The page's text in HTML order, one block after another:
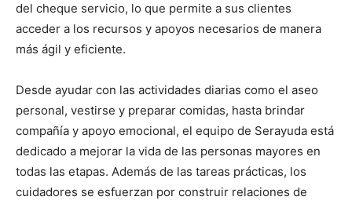
del cheque servicio, lo que permite a sus clientes
acceder a los recursos y apoyos necesarios de manera
más ágil y eficiente.
Desde ayudar con las actividades diarias como el aseo
personal, vestirse y preparar comidas, hasta brindar
compañía y apoyo emocional, el equipo de Serayuda está
dedicado a mejorar la vida de las personas mayores en
todas las etapas. Además de las tareas prácticas, los
cuidadores se esfuerzan por construir relaciones de